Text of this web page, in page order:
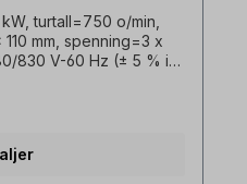
turtall=750 o/min,
mm, spenning=3 x
830 V-60 Hz (± 5 % i
virkningsgrad=84,8 %,
kg, Driftsmodus=S1- 100